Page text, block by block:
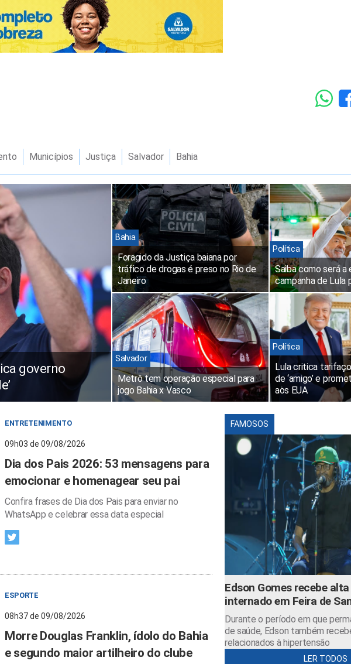
Municípios Justiça Salvador Bahia
governo
Bahia
Foragido da Justiça baiana por
tráfico de drogas é preso no Rio de
Janeiro
Salvador
Metrô tem operação especial para
jogo Bahia x Vasco
Política
Saiba como será
campanha de Lula
Política
Lula critica
de ‘amigo’ e
aos EUA
FAMOSOS
Edson Gomes recebe
internado em Feira de
Durante o período em que
de saúde, Edson também
relacionados à hipertensão
LER TODOS
ENTRETENIMENTO
09h03 de 09/08/2026
Dia dos Pais 2026: 53 mensagens para
emocionar e homenagear seu pai
Confira frases de Dia dos Pais para enviar no
WhatsApp e celebrar essa data especial
ESPORTE
08h37 de 09/08/2026
Morre Douglas Franklin, ídolo do Bahia
e segundo maior artilheiro do clube